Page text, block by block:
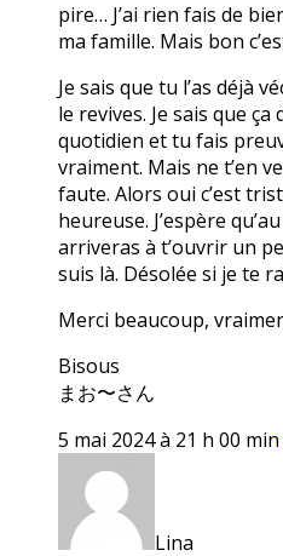
pire… J’ai rien fais de
ma famille. Mais bon
Je sais que tu l’as déjà
le revives. Je sais que
quotidien et tu fais
vraiment. Mais ne t’en
faute. Alors oui c’est
heureuse. J’espère
arriveras à t’ouvrir un
suis là. Désolée si je te
Merci beaucoup,
Bisous
まお〜さん
5 mai 2024 à 21 h 00 min
Lina